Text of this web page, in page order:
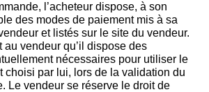
l’acheteur dispose, à son
des modes de paiement mis à sa
et listés sur le site du vendeur.
au vendeur qu’il dispose des
nécessaires pour utiliser le
choisi par lui, lors de la validation du
Le vendeur se réserve le droit de